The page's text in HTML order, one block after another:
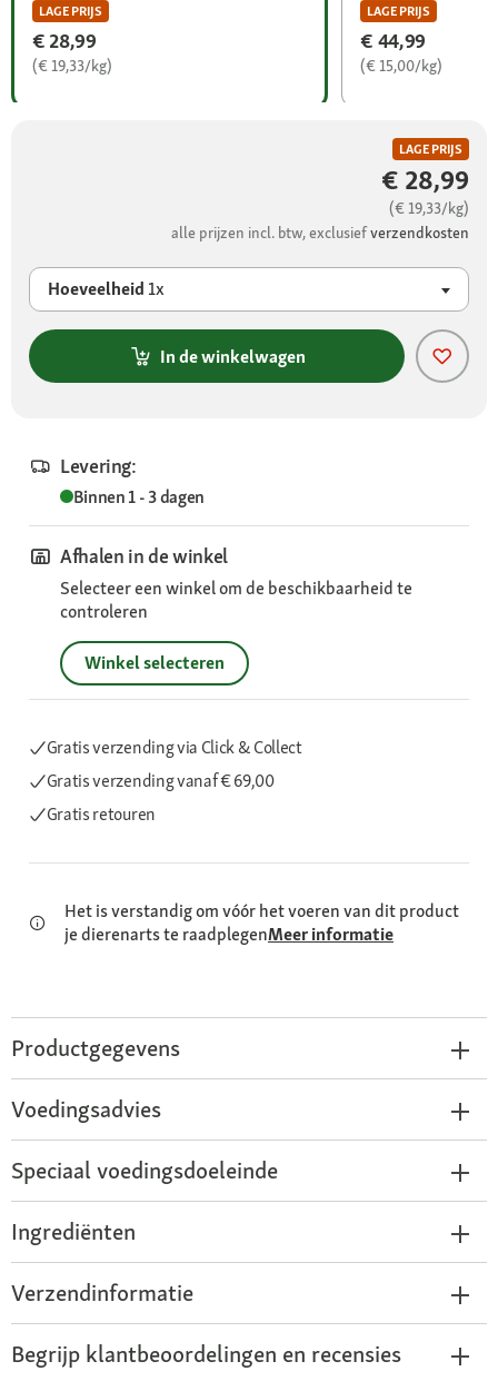
LAGE PRIJS
€ 28,99
(€ 19,33/kg)
LAGE PRIJS
€ 44,99
(€ 15,00/kg)
LAGE PRIJS
€ 28,99
(€ 19,33/kg)
alle prijzen incl. btw, exclusiefverzendkosten
Hoeveelheid 1x
In de winkelwagen
Levering:
Binnen 1 - 3 dagen
Afhalen in de winkel
Selecteer een winkel om de beschikbaarheid te
controleren
Winkel selecteren
Gratis verzending via Click & Collect
Gratis verzendingvanaf € 69,00
Gratis retouren
Het is verstandig om vóór het voeren van dit product
je dierenarts te raadplegenMeer informatie
Productgegevens
Voedingsadvies
Speciaal voedingsdoeleinde
Ingrediënten
Verzendinformatie
Begrijp klantbeoordelingen en recensies